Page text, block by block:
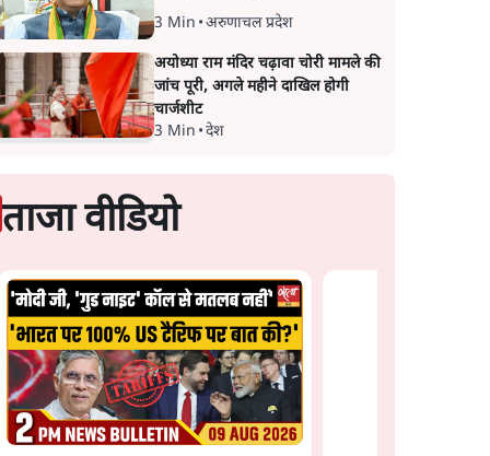
3 Min •अरुणाचल प्रदेश
अयोध्या राम मंदिर चढ़ावा चोरी मामले की
जांच पूरी, अगले महीने दाखिल होगी
चार्जशीट
3 Min •देश
ताजा वीडियो